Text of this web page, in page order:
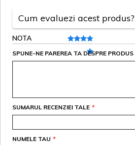
Cum evaluezi acest produs?
NOTA
SPUNE-NE PAREREA TA DESPRE PRODUS
*
SUMARUL RECENZIEI TALE
*
NUMELE TAU